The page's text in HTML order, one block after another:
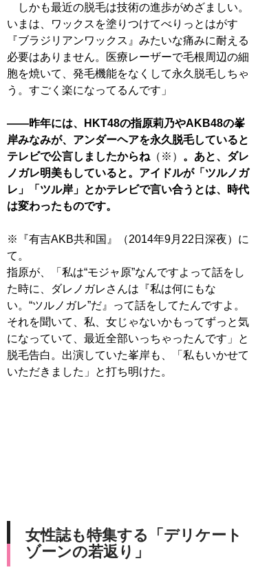
しかも最近の脱毛は技術の進歩がめざましい。
いまは、ワックスを塗りつけてべりっとはがす
『ブラジリアンワックス』みたいな痛みに耐える
必要はありません。医療レーザーで毛根周辺の細
胞を焼いて、発毛機能をなくして永久脱毛しちゃ
う。すごく楽になってるんです」
――昨年には、HKT48の指原莉乃やAKB48の峯
岸みなみが、アンダーヘアを永久脱毛していると
テレビで公言しましたからね （※） 。あと、ダレ
ノガレ明美もしていると。アイドルが「ツルノガ
レ」「ツル岸」とかテレビで言い合うとは、時代
は変わったものです。
※『有吉AKB共和国』（2014年9月22日深夜）に
て。
指原が、「私は“モジャ原”なんですよって話をし
た時に、ダレノガレさんは『私は何にもな
い。“ツルノガレ”だ』って話をしてたんですよ。
それを聞いて、私、女じゃないかもってずっと気
になっていて、最近全部いっちゃったんです」と
脱毛告白。出演していた峯岸も、「私もいかせて
いただきました」と打ち明けた。
女性誌も特集する「デリケート
ゾーンの若返り」